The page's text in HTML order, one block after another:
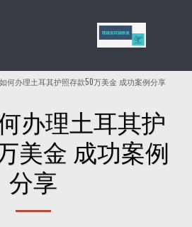
何办理土耳其护照存款50万美金 成功案例分享
办理土耳其护
美金 成功案例
分享